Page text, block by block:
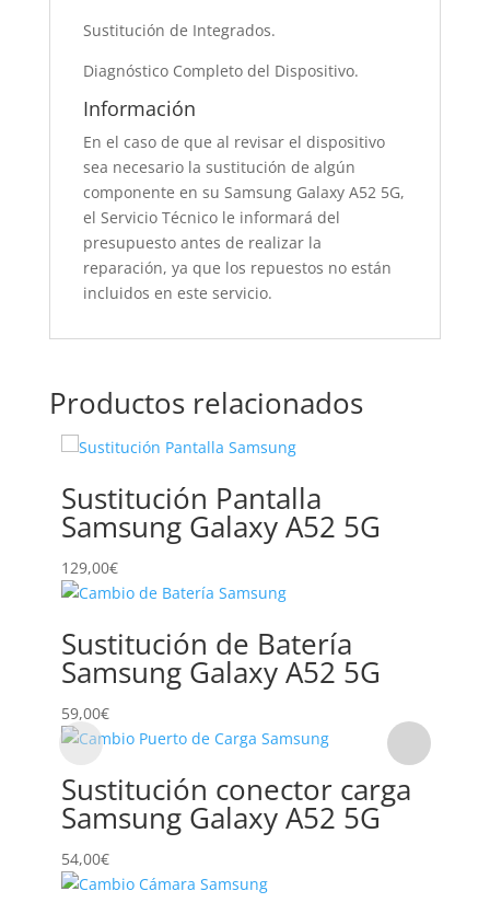
Sustitución de Integrados.
Diagnóstico Completo del Dispositivo.
Información
En el caso de que al revisar el dispositivo
sea necesario la sustitución de algún
componente en su Samsung Galaxy A52 5G,
el Servicio Técnico le informará del
presupuesto antes de realizar la
reparación, ya que los repuestos no están
incluidos en este servicio.
Productos relacionados
Sustitución Pantalla
Samsung Galaxy A52 5G
129,00€
Sustitución de Batería
Samsung Galaxy A52 5G
59,00€
Sustitución conector carga
Samsung Galaxy A52 5G
54,00€